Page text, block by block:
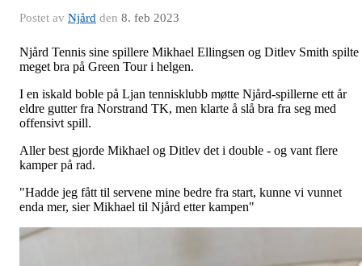
Postet av Njård den 8. feb 2023
Njård Tennis sine spillere Mikhael Ellingsen og Ditlev Smith spilte
meget bra på Green Tour i helgen.
I en iskald boble på Ljan tennisklubb møtte Njård-spillerne ett år
eldre gutter fra Norstrand TK, men klarte å slå bra fra seg med
offensivt spill.
Aller best gjorde Mikhael og Ditlev det i double - og vant flere
kamper på rad.
"Hadde jeg fått til servene mine bedre fra start, kunne vi vunnet
enda mer, sier Mikhael til Njård etter kampen"